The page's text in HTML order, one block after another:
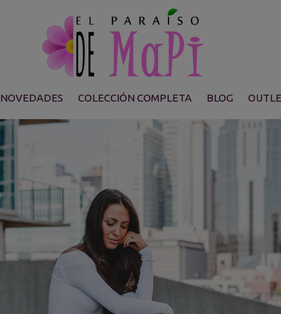
NOVEDADES COLECCIÓN COMPLETA BLOG